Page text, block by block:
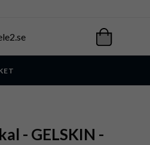
- GELSKIN -